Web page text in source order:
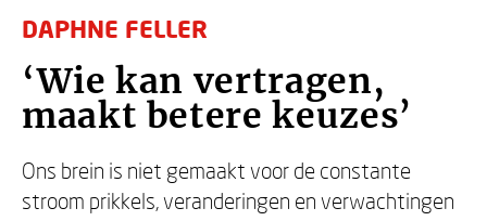
DAPHNE FELLER
‘Wie kan vertragen,
maakt betere keuzes’
Ons brein is niet gemaakt voor de constante
stroom prikkels, veranderingen en verwachtingen